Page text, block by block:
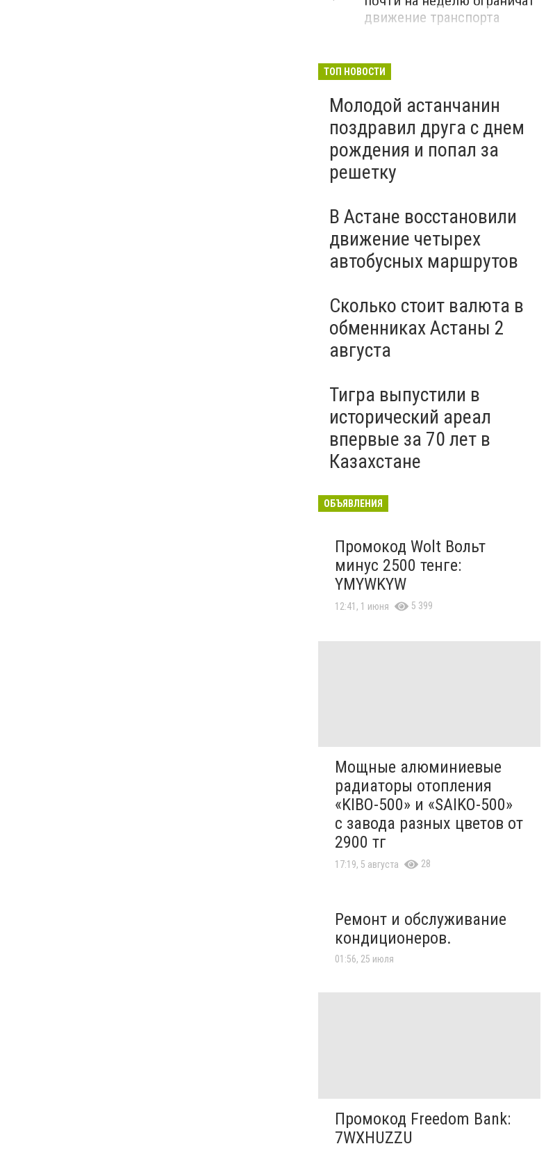
движение транспорта
ТОП НОВОСТИ
Молодой астанчанин
поздравил друга с днем
рождения и попал за
решетку
В Астане восстановили
движение четырех
автобусных маршрутов
Сколько стоит валюта в
обменниках Астаны 2
августа
Тигра выпустили в
исторический ареал
впервые за 70 лет в
Казахстане
ОБЪЯВЛЕНИЯ
Промокод Wolt Вольт
минус 2500 тенге:
YMYWKYW
12:41, 1 июня 5 399
Мощные алюминиевые
радиаторы отопления
«KIBO-500» и «SAIKO-500»
с завода разных цветов от
2900 тг
17:19, 5 августа 28
Ремонт и обслуживание
кондиционеров.
01:56, 25 июля
Промокод Freedom Bank:
7WXHUZZU